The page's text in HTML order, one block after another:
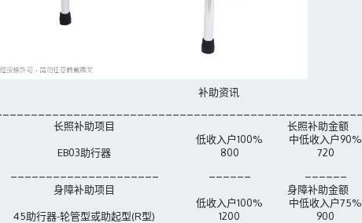
补助资讯
长照补助项目
长照补助金额
低收入户100%
中低收入户90%
EB03助行器
800 720
身障补助项目
身障补助金额
低收入户100%
中低收入户75%
45助行器-轮管型或助起型(R型)
1200 900